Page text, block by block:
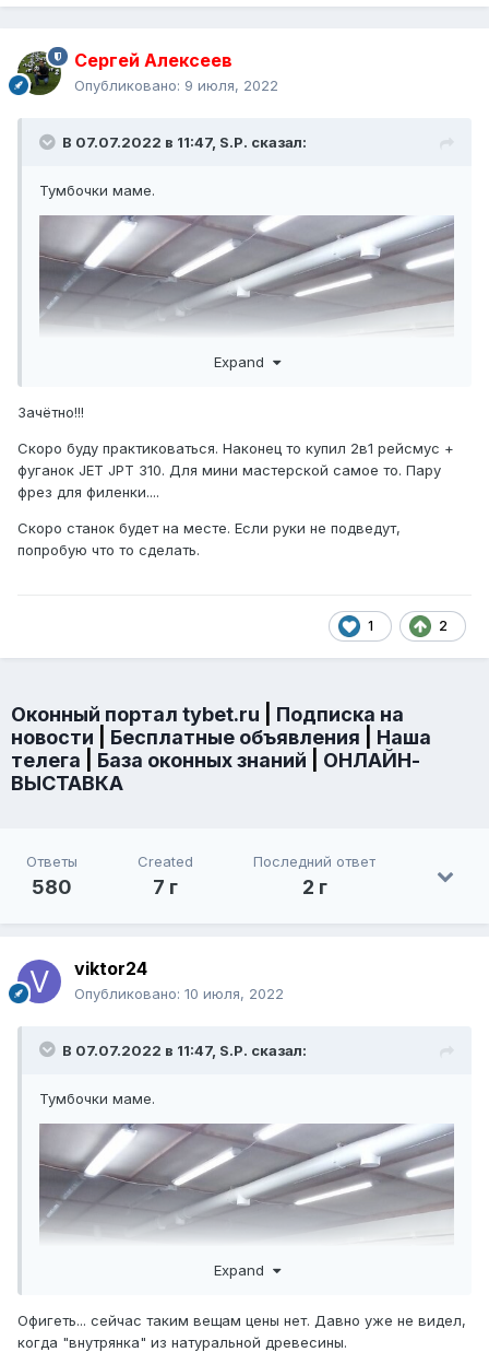
Сергей Алексеев
Опубликовано: 9 июля, 2022
В 07.07.2022 в 11:47, S.P. сказал:
Тумбочки маме.
Expand
Зачётно!!!
Скоро буду практиковаться. Наконец то купил 2в1 рейсмус +
фуганок JET JPT 310. Для мини мастерской самое то. Пару
фрез для филенки....
Скоро станок будет на месте. Если руки не подведут,
попробую что то сделать.
1 2
Оконный портал tybet.ru
Подписка на
новости
Бесплатные объявления
Наша
телега
База оконных знаний
ОНЛАЙН-
ВЫСТАВКА
Ответы
580
Created
7 г
Последний ответ
2 г
viktor24
Опубликовано: 10 июля, 2022
В 07.07.2022 в 11:47, S.P. сказал:
Тумбочки маме.
Expand
Офигеть... сейчас таким вещам цены нет. Давно уже не видел,
когда "внутрянка" из натуральной древесины.